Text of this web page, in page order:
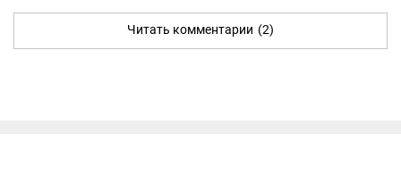
Читать комментарии (2)